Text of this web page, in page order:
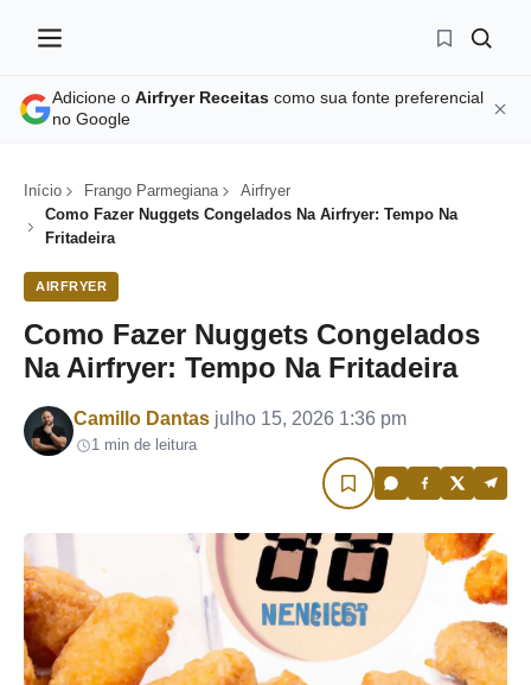
Adicione o Airfryer Receitas como sua fonte preferencial
no Google
Início Frango Parmegiana
Airfryer
Como Fazer Nuggets Congelados Na Airfryer: Tempo Na
Fritadeira
AIRFRYER
Como Fazer Nuggets Congelados
Na Airfryer: Tempo Na Fritadeira
Por
Camillo Dantas julho 15, 2026 1:36 pm
1 min de leitura